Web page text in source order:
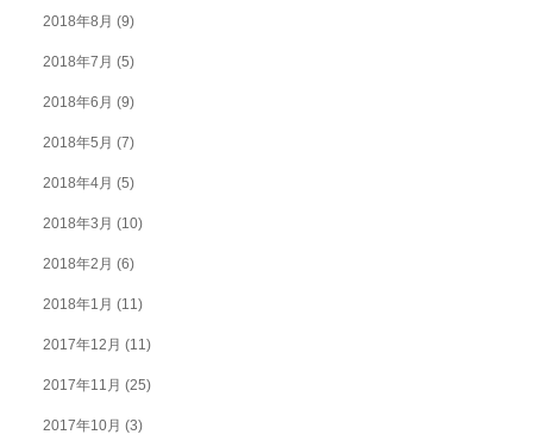
2018年8月 (9)
2018年7月 (5)
2018年6月 (9)
2018年5月 (7)
2018年4月 (5)
2018年3月 (10)
2018年2月 (6)
2018年1月 (11)
2017年12月 (11)
2017年11月 (25)
2017年10月 (3)